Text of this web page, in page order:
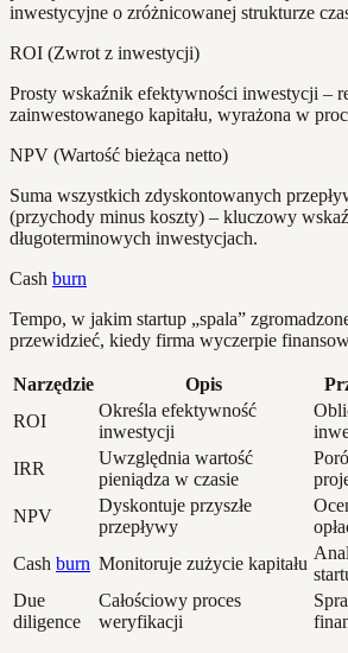
inwestycyjne o zróżnicowanej strukturze
ROI (Zwrot z inwestycji)
Prosty wskaźnik efektywności inwestycji –
zainwestowanego kapitału, wyrażona w
NPV (Wartość bieżąca netto)
Suma wszystkich zdyskontowanych
(przychody minus koszty) – kluczowy
długoterminowych inwestycjach.
Cash burn
Tempo, w jakim startup „spala”
przewidzieć, kiedy firma wyczerpie
Narzędzie Opis
ROI
Określa efektywność
inwestycji
IRR
Uwzględnia wartość
pieniądza w czasie
NPV
Dyskontuje przyszłe
przepływy
Cash burn Monitoruje zużycie kapitału
Due
diligence
Całościowy proces
weryfikacji